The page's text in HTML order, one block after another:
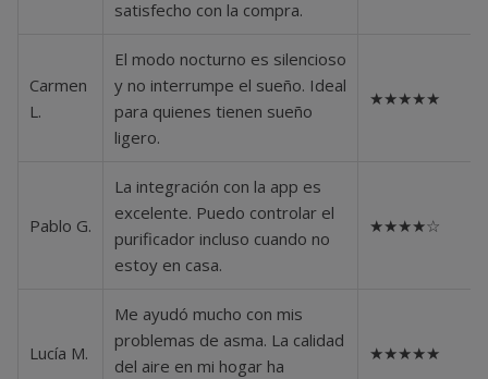
satisfecho con la compra.
Carmen
L.
El modo nocturno es silencioso
y no interrumpe el sueño. Ideal
para quienes tienen sueño
ligero.
★★★★★
Pablo G.
La integración con la app es
excelente. Puedo controlar el
purificador incluso cuando no
estoy en casa.
★★★★☆
Lucía M.
Me ayudó mucho con mis
problemas de asma. La calidad
del aire en mi hogar ha
★★★★★